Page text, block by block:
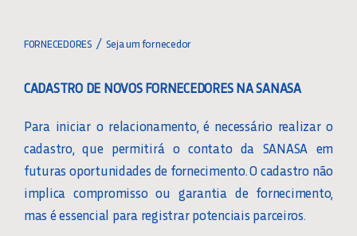
Toggle
Navigation
LICITATÓRIAS
MODALIDADES
MODALIDADES ANTERIORES
FORNECEDORES
FORNECEDORES Seja um fornecedor
CADASTRO DE NOVOS FORNECEDORES NA SANASA
Para iniciar o relacionamento, é necessário realizar o
cadastro, que permitirá o contato da SANASA em
futuras oportunidades de fornecimento. O cadastro não
implica compromisso ou garantia de fornecimento,
mas é essencial para registrar potenciais parceiros.